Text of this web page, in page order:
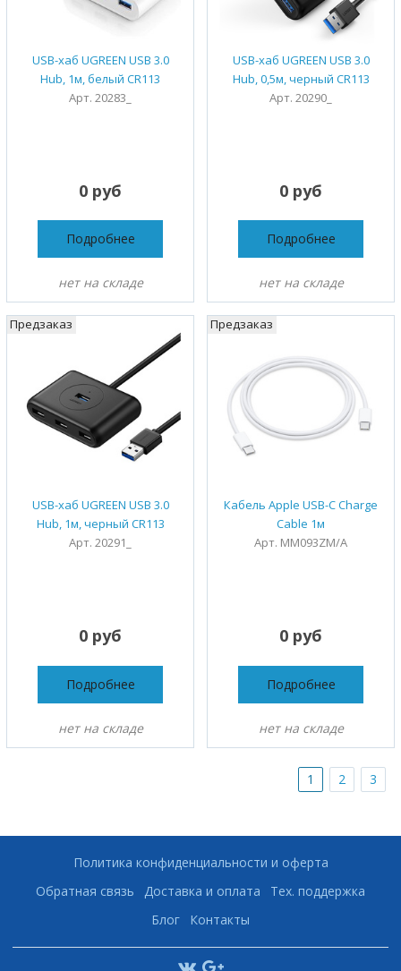
USB-хаб UGREEN USB 3.0
Hub, 1м, белый CR113
Арт. 20283_
0 руб
Подробнее
нет на складе
USB-хаб UGREEN USB 3.0
Hub, 0,5м, черный CR113
Арт. 20290_
0 руб
Подробнее
нет на складе
USB-хаб UGREEN USB 3.0
Hub, 1м, черный CR113
Арт. 20291_
Предзаказ
0 руб
Подробнее
нет на складе
Кабель Apple USB-C Charge
Cable 1м
Арт. MM093ZM/A
Предзаказ
0 руб
Подробнее
нет на складе
1 2 3
Политика конфиденциальности и оферта
Обратная связь
Доставка и оплата
Тех. поддержка
Блог
Контакты